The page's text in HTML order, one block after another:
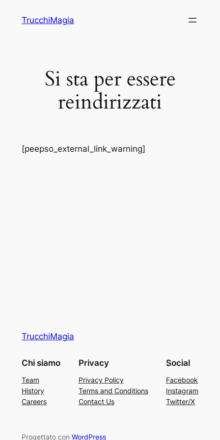
TrucchiMagia
Si sta per essere
reindirizzati
[peepso_external_link_warning]
TrucchiMagia
Chi siamo
Team
History
Careers
Privacy
Privacy Policy
Terms and Conditions
Contact Us
Social
Facebook
Instagram
Twitter/X
Progettato con WordPress